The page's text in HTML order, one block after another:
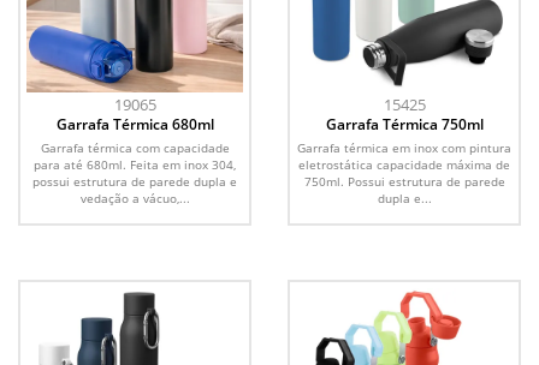
19065
Garrafa Térmica 680ml
Garrafa térmica com capacidade
para até 680ml. Feita em inox 304,
possui estrutura de parede dupla e
vedação a vácuo,...
15425
Garrafa Térmica 750ml
Garrafa térmica em inox com pintura
eletrostática capacidade máxima de
750ml. Possui estrutura de parede
dupla e...